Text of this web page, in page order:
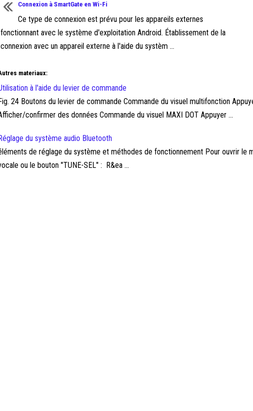
Connexion à SmartGate en Wi-Fi
Ce type de connexion est prévu pour les appareils externes
fonctionnant avec le système d'exploitation Android. Établissement de la
connexion avec un appareil externe à l'aide du systèm ...
materiaux:
à l'aide du levier de commande
24 Boutons du levier de commande Commande du visuel multifonction
confirmer des données Commande du visuel MAXI DOT Appuyer ...
du système audio Bluetooth
de réglage du système et méthodes de fonctionnement Pour ouvrir le
ou le bouton "TUNE-SEL" : R&ea ...